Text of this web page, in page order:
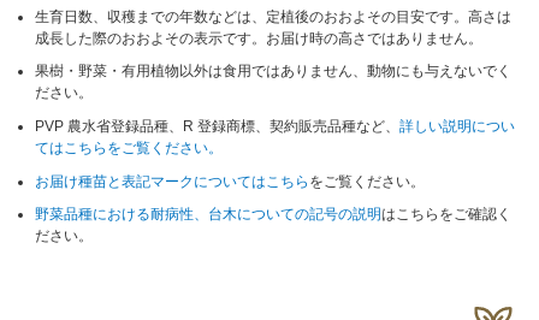
生育日数、収穫までの年数などは、定植後のおおよその目安です。高さは
成長した際のおおよその表示です。お届け時の高さではありません。
果樹・野菜・有用植物以外は食用ではありません、動物にも与えないでく
ださい。
PVP 農水省登録品種、R 登録商標、契約販売品種など、詳しい説明につい
てはこちらをご覧ください。
お届け種苗と表記マークについてはこちら をご覧ください。
野菜品種における耐病性、台木についての記号の説明はこちらをご確認く
ださい。